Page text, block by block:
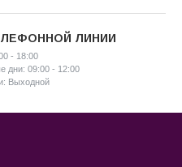
ЛИНИИ
- 18:00
дни: 09:00 - 12:00
Выходной